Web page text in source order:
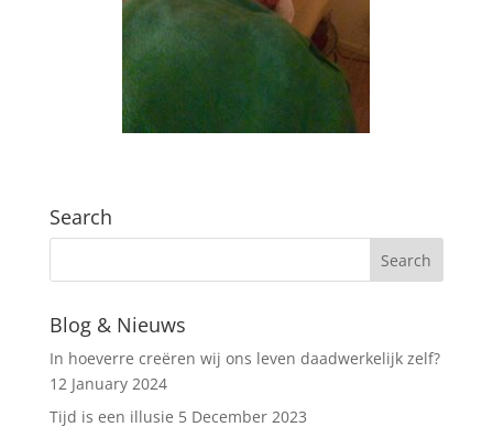
Search
Blog & Nieuws
In hoeverre creëren wij ons leven daadwerkelijk zelf?
12 January 2024
Tijd is een illusie 5 December 2023